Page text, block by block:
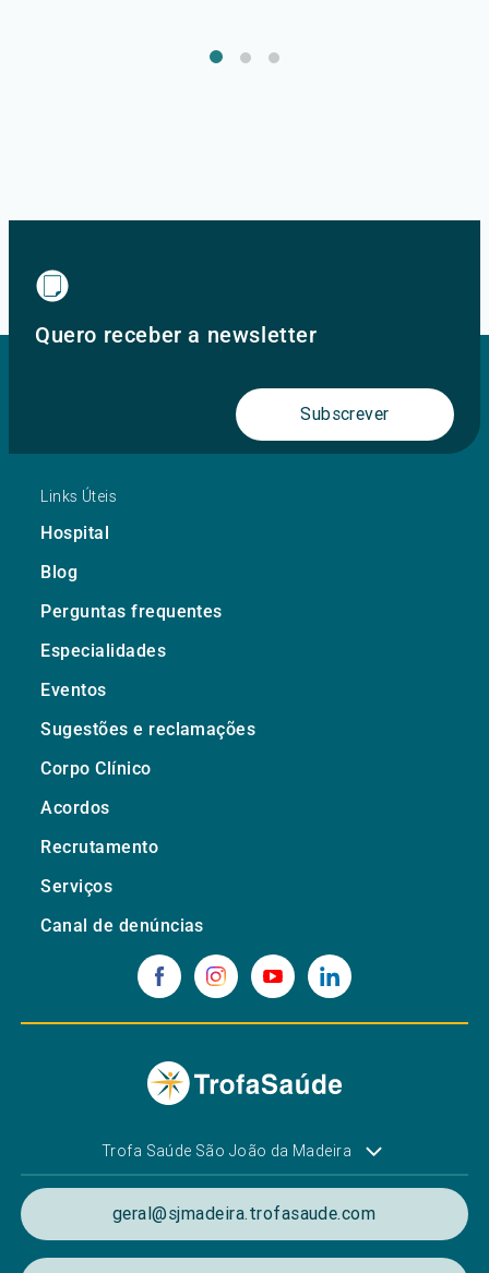
Quero receber a newsletter
Subscrever
Links Úteis
Hospital
Blog
Perguntas frequentes
Especialidades
Eventos
Sugestões e reclamações
Corpo Clínico
Acordos
Recrutamento
Serviços
Canal de denúncias
Trofa Saúde São João da Madeira
geral@sjmadeira.trofasaude.com